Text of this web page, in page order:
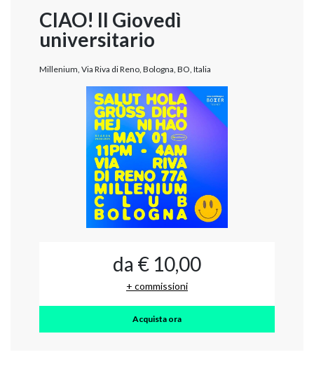
CIAO! Il Giovedì
universitario
Millenium, Via Riva di Reno, Bologna, BO, Italia
da € 10,00
+ commissioni
Acquista ora